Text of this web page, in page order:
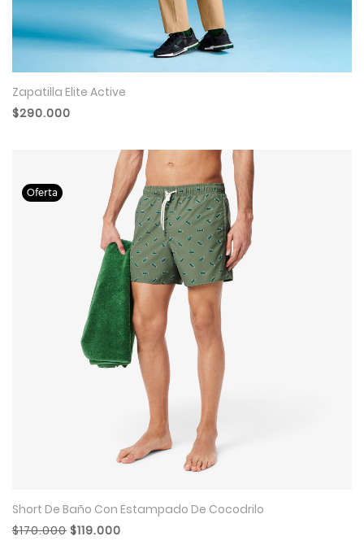
Zapatilla Elite Active
$290.000
Short De Baño Con Estampado De Cocodrilo
$170.000 $119.000